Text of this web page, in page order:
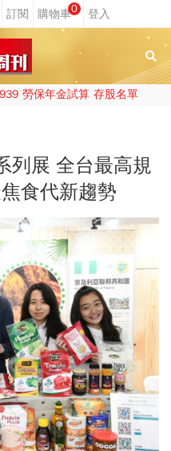
0
勞保年金試算 存股名單
列展 全台最高規
食代新趨勢